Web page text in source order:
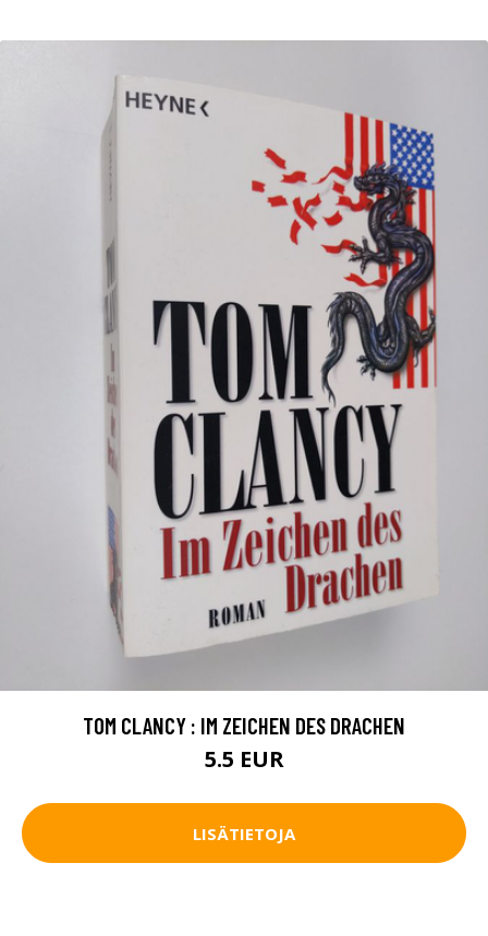
TOM CLANCY : IM ZEICHEN DES DRACHEN
5.5 EUR
LISÄTIETOJA